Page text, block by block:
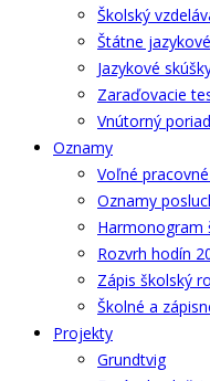
Školský
Štátne
Jazykové
Zaraďovacie
Vnútorný
Oznamy
Voľné
Oznamy
Harmonogram
Rozvrh hodín
Zápis školský
Školné a
Projekty
Grundtvig